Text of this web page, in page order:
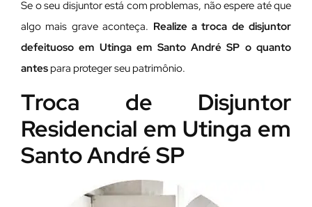
Se o seu disjuntor está com problemas, não espere até que
algo mais grave aconteça. Realize a troca de disjuntor
defeituoso em Utinga em Santo André SP o quanto
antes para proteger seu patrimônio.
Troca de Disjuntor
Residencial em Utinga em
Santo André SP